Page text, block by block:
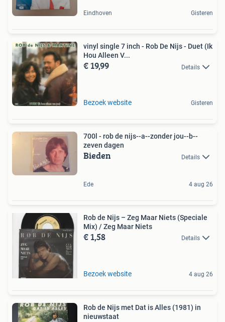
Eindhoven Gisteren
vinyl single 7 inch - Rob De Nijs - Duet (Ik
Hou Alleen V...
€ 19,99 Details
Bezoek website Gisteren
700l - rob de nijs--a--zonder jou--b--
zeven dagen
Bieden Details
Ede 4 aug 26
Rob de Nijs – Zeg Maar Niets (Speciale
Mix) / Zeg Maar Niets
€ 1,58 Details
Bezoek website 4 aug 26
Rob de Nijs met Dat is Alles (1981) in
nieuwstaat